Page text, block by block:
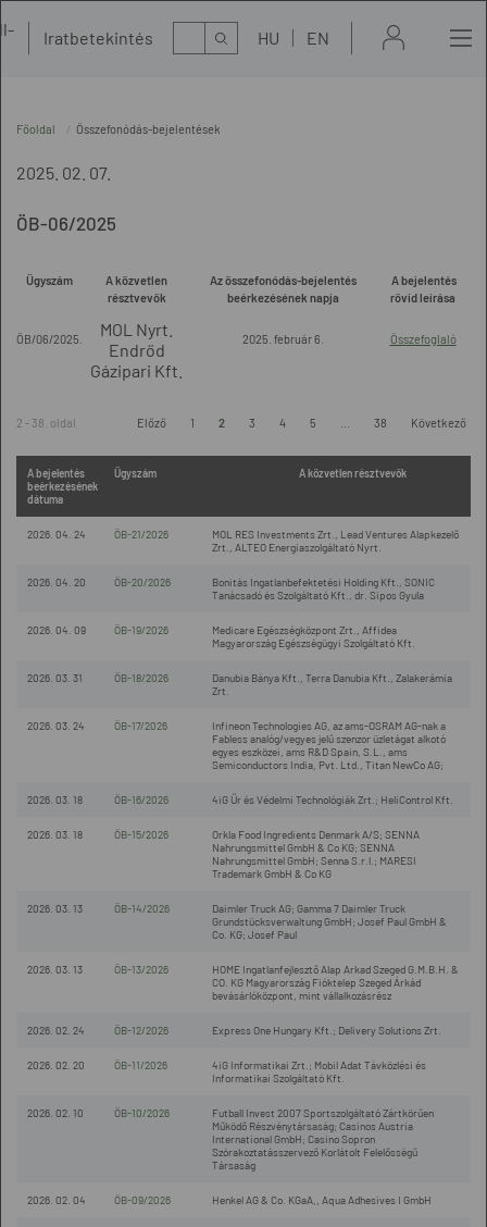
Iratbetekintés Kereső HU EN
Főoldal Összefonódás-bejelentések
2025. 02. 07.
ÖB-06/2025
Ügyszám
A közvetlen
résztvevők
Az összefonódás-bejelentés
beérkezésének napja
A bejelentés
rövid leírása
ÖB/06/2025.
MOL Nyrt.
Endrőd
Gázipari Kft.
2025. február 6. Összefoglaló
2 - 38. oldal Előző 1 2 3 4 5 38 Következő
A bejelentés
beérkezésének
dátuma
Ügyszám A közvetlen résztvevők
2026. 04. 24 ÖB-21/2026
MOL RES Investments Zrt., Lead Ventures Alapkezelő
Zrt., ALTEO Energiaszolgáltató Nyrt.
2026. 04. 20 ÖB-20/2026
Bonitás Ingatlanbefektetési Holding Kft., SONIC
Tanácsadó és Szolgáltató Kft., dr. Sipos Gyula
2026. 04. 09 ÖB-19/2026
Medicare Egészségközpont Zrt., Affidea
Magyarország Egészségügyi Szolgáltató Kft.
2026. 03. 31 ÖB-18/2026
Danubia Bánya Kft., Terra Danubia Kft., Zalakerámia
Zrt.
2026. 03. 24 ÖB-17/2026
Infineon Technologies AG, az ams-OSRAM AG-nak a
Fabless analóg/vegyes jelű szenzor üzletágat alkotó
egyes eszközei, ams R&D Spain, S.L., ams
Semiconductors India, Pvt. Ltd., Titan NewCo AG;
2026. 03. 18 ÖB-16/2026 4iG Űr és Védelmi Technológiák Zrt.; HeliControl Kft.
2026. 03. 18 ÖB-15/2026
Orkla Food Ingredients Denmark A/S; SENNA
Nahrungsmittel GmbH & Co KG; SENNA
Nahrungsmittel GmbH; Senna S.r.l.; MARESI
Trademark GmbH & Co KG
2026. 03. 13 ÖB-14/2026
Daimler Truck AG; Gamma 7 Daimler Truck
Grundstücksverwaltung GmbH; Josef Paul GmbH &
Co. KG; Josef Paul
2026. 03. 13 ÖB-13/2026
HOME Ingatlanfejlesztő Alap Arkad Szeged G.M.B.H. &
CO. KG Magyarország Fióktelep Szeged Árkád
bevásárlóközpont, mint vállalkozásrész
2026. 02. 24 ÖB-12/2026 Express One Hungary Kft.; Delivery Solutions Zrt.
2026. 02. 20 ÖB-11/2026
4iG Informatikai Zrt.; Mobil Adat Távközlési és
Informatikai Szolgáltató Kft.
2026. 02. 10 ÖB-10/2026
Futball Invest 2007 Sportszolgáltató Zártkörűen
Működő Részvénytársaság; Casinos Austria
International GmbH; Casino Sopron
Szórakoztatásszervező Korlátolt Felelősségű
Társaság
2026. 02. 04 ÖB-09/2026 Henkel AG & Co. KGaA,, Aqua Adhesives I GmbH